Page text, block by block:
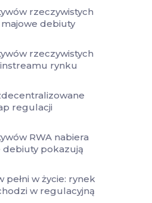
rzeczywistych
debiuty
rzeczywistych
rynku
regulacji
RWA nabiera
debiuty pokazują
pełni w życie: rynek
w regulacyjną